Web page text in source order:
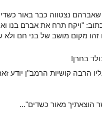
נצטווה כבר באור
"ויקח תרח את אברם בנו
מקום מושב של בני חם ולא
בחרן!
הרבה קושיות הרמב"ן יודע
הוצאתיך מאור כשדים"...